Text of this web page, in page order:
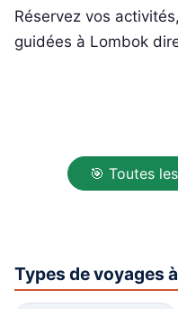
Réservez vos
guidées à Lombok
🎯 Toutes
Types de voyages